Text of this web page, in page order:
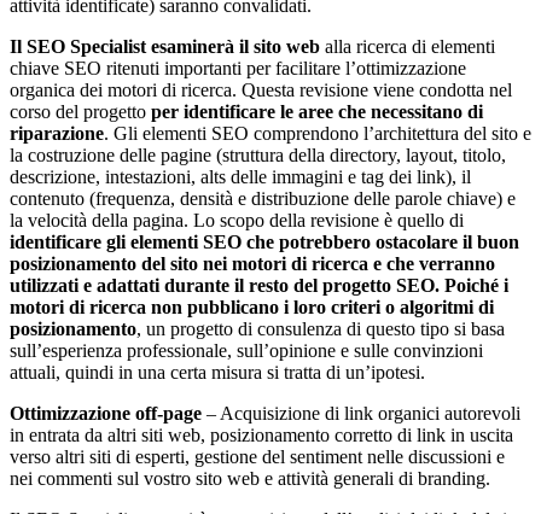
attività identificate) saranno convalidati.
Il SEO Specialist esaminerà il sito web alla ricerca di elementi
chiave SEO ritenuti importanti per facilitare l’ottimizzazione
organica dei motori di ricerca. Questa revisione viene condotta nel
corso del progetto per identificare le aree che necessitano di
riparazione. Gli elementi SEO comprendono l’architettura del sito e
la costruzione delle pagine (struttura della directory, layout, titolo,
descrizione, intestazioni, alts delle immagini e tag dei link), il
contenuto (frequenza, densità e distribuzione delle parole chiave) e
la velocità della pagina. Lo scopo della revisione è quello di
identificare gli elementi SEO che potrebbero ostacolare il buon
posizionamento del sito nei motori di ricerca e che verranno
utilizzati e adattati durante il resto del progetto SEO. Poiché i
motori di ricerca non pubblicano i loro criteri o algoritmi di
posizionamento, un progetto di consulenza di questo tipo si basa
sull’esperienza professionale, sull’opinione e sulle convinzioni
attuali, quindi in una certa misura si tratta di un’ipotesi.
Ottimizzazione off-page – Acquisizione di link organici autorevoli
in entrata da altri siti web, posizionamento corretto di link in uscita
verso altri siti di esperti, gestione del sentiment nelle discussioni e
nei commenti sul vostro sito web e attività generali di branding.